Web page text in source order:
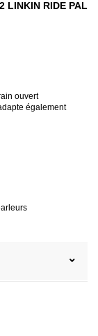
LINKIN RIDE PAL
ouvert
également